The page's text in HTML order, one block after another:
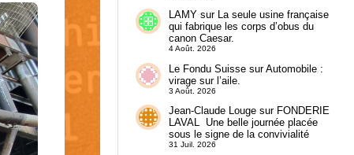
LAMYsur
La seule usine française
qui fabrique les corps d’obus du
canon Caesar.
4 Août. 2026
Le Fondu SuissesurAutomobile :
virage sur l’aile.
3 Août. 2026
Jean-Claude Lougesur FONDERIE
LAVAL Une belle journée placée
sous le signe de la convivialité
31 Juil. 2026